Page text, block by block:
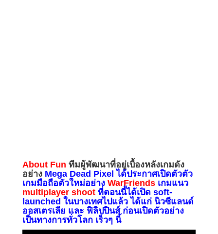
About Fun ทีมผู้พัฒนาที่อยู่เบื้องหลังเกมดัง
อย่าง Mega Dead Pixel ได้ประกาศเปิดตัวตัว
เกมมือถือตัวใหม่อย่าง WarFriends เกมแนว
multiplayer shoot ที่ตอนนี้ได้เปิด soft-
launched ในบางเทศไปแล้ว ได้แก่ นิวซีแลนด์
ออสเตรเลีย และ ฟิลิปปินส์ก่อนเปิดตัวอย่าง
เป็นทางการทั่วโลก เร็วๆ นี้